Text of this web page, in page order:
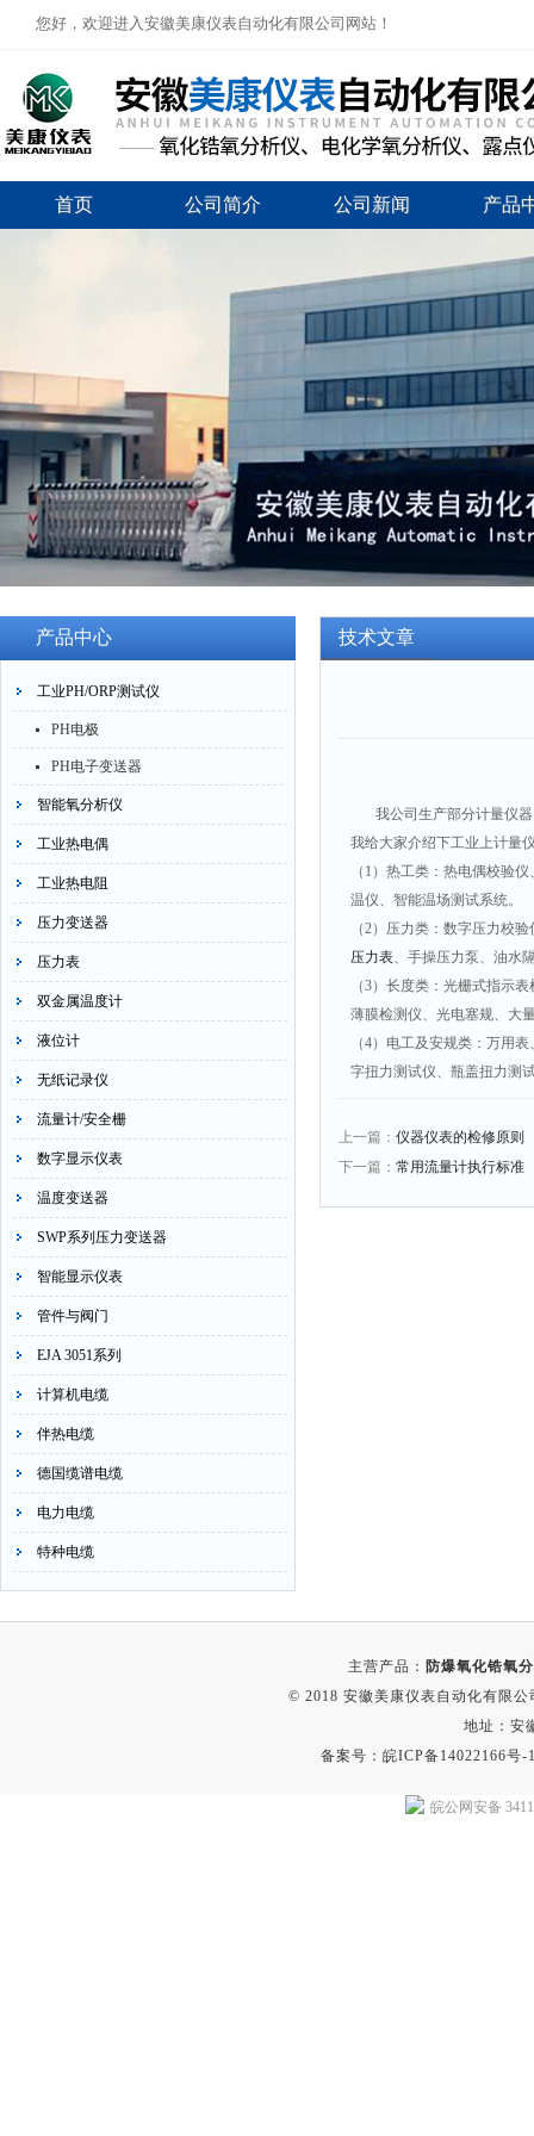
您好，欢迎进入安徽美康仪表自动化有限公司网站！
首页 公司简介 公司新闻 产品
产品中心
工业PH/ORP测试仪
PH电极
PH电子变送器
智能氧分析仪
工业热电偶
工业热电阻
压力变送器
压力表
双金属温度计
液位计
无纸记录仪
流量计/安全栅
数字显示仪表
温度变送器
SWP系列压力变送器
智能显示仪表
管件与阀门
EJA 3051系列
计算机电缆
伴热电缆
德国缆谱电缆
电力电缆
特种电缆
技术文章
我公司生产部分计量仪器
我给大家介绍下工业上计量
（1）热工类：热电偶校验
温仪、智能温场测试系统。
（2）压力类：数字压力校
压力表、手操压力泵、油水
（3）长度类：光栅式指示
薄膜检测仪、光电塞规、大
（4）电工及安规类：万用
字扭力测试仪、瓶盖扭力测
上一篇： 仪器仪表的检修原则
下一篇： 常用流量计执行标准
主营产品： 防爆氧化锆氧
© 2018 安徽美康仪表自动化有限
地址：安
备案号：皖ICP备14022166号-
皖公网安备